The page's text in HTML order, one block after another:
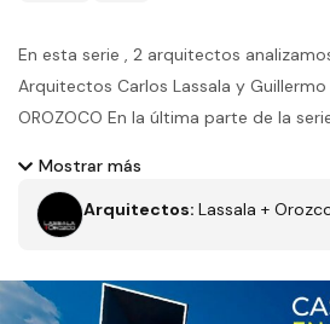
En esta serie , 2 arquitectos
Arquitectos Carlos Lassala y Guillermo
OROZOCO En la última parte de la
como un regalo de los arquitectos
compartimos las plantas y renders
https://www.dropbox.com/sh/
Mostrar más
Arquitectos: Lassala +